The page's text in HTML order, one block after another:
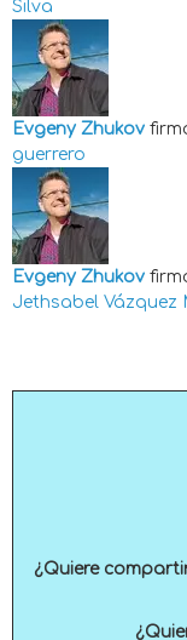
Silva
Evgeny Zhukov
guerrero
Evgeny Zhukov
Jethsabel Vázquez
¿Quiere